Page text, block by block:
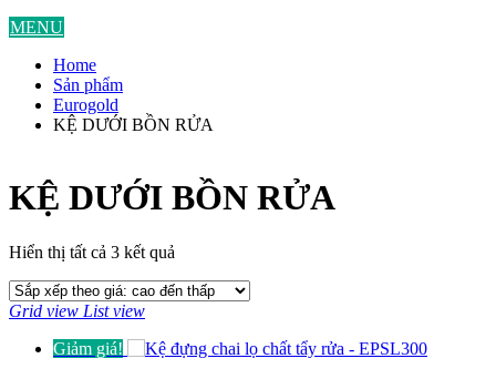
MENU
Home
Sản phẩm
Eurogold
KỆ DƯỚI BỒN RỬA
KỆ DƯỚI BỒN RỬA
Hiển thị tất cả 3 kết quả
xếp
cao
Grid view List view
Giảm giá!